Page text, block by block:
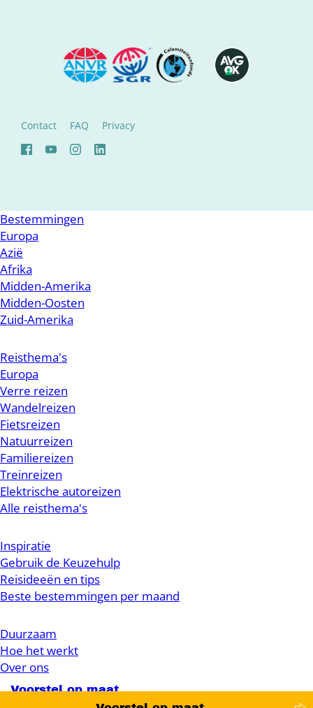
Contact FAQ Privacy
Bestemmingen
Europa
Azië
Afrika
Midden-Amerika
Midden-Oosten
Zuid-Amerika
Reisthema's
Europa
Verre reizen
Wandelreizen
Fietsreizen
Natuurreizen
Familiereizen
Treinreizen
Elektrische autoreizen
Alle reisthema's
Inspiratie
Gebruik de Keuzehulp
Reisideeën en tips
Beste bestemmingen per maand
Duurzaam
Hoe het werkt
Over ons
Voorstel op maat